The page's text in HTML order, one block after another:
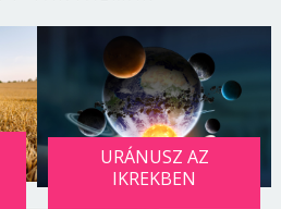
URÁNUSZ AZ
IKREKBEN